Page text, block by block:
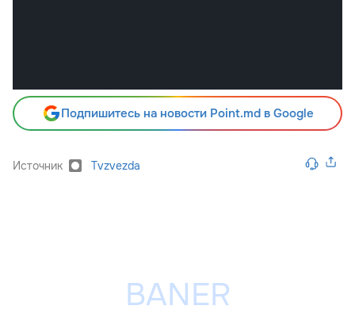
Подпишитесь на новости Point.md в Google
Источник Tvzvezda